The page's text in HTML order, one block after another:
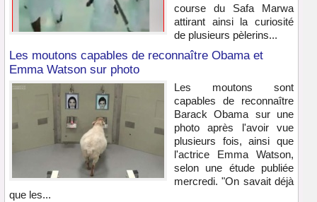
course du Safa Marwa
attirant ainsi la curiosité
de plusieurs pèlerins...
Les moutons capables de reconnaître Obama et
Emma Watson sur photo
Les moutons sont
capables de reconnaître
Barack Obama sur une
photo après l'avoir vue
plusieurs fois, ainsi que
l'actrice Emma Watson,
selon une étude publiée
mercredi. "On savait déjà
que les...